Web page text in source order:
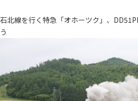
石北線を行く特急「オホーツク」、
う